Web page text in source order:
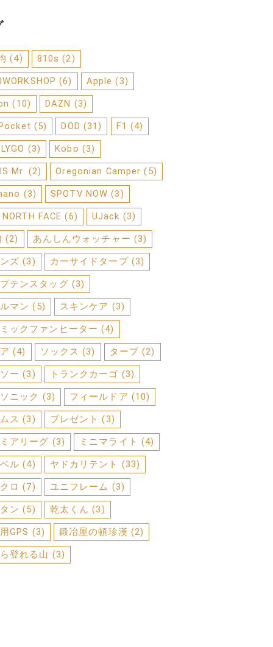
(4) 810s (2)
(6) Apple (3)
(10) DAZN (3)
(5) DOD (31) F1 (4)
(3) Kobo (3)
Mr. (2) Oregonian Camper (5)
(3) SPOTV NOW (3)
FACE (6) UJack (3)
(2) あんしんウォッチャー (3)
ズ (3) カーサイドタープ(3)
テンスタッグ (3)
マン (5) スキンケア (3)
ックファンヒーター (4)
(4) ソックス (3) タープ (2)
ー (3) トランクカーゴ (3)
ニック (3) フィールドア (10)
ス (3) プレゼント (3)
アリーグ (3) ミニマライト (4)
ル (4) ヤドカリテント (33)
ロ (7) ユニフレーム (3)
ン (5) 乾太くん (3)
GPS (3) 鍛冶屋の頓珍漢 (2)
登れる山 (3)